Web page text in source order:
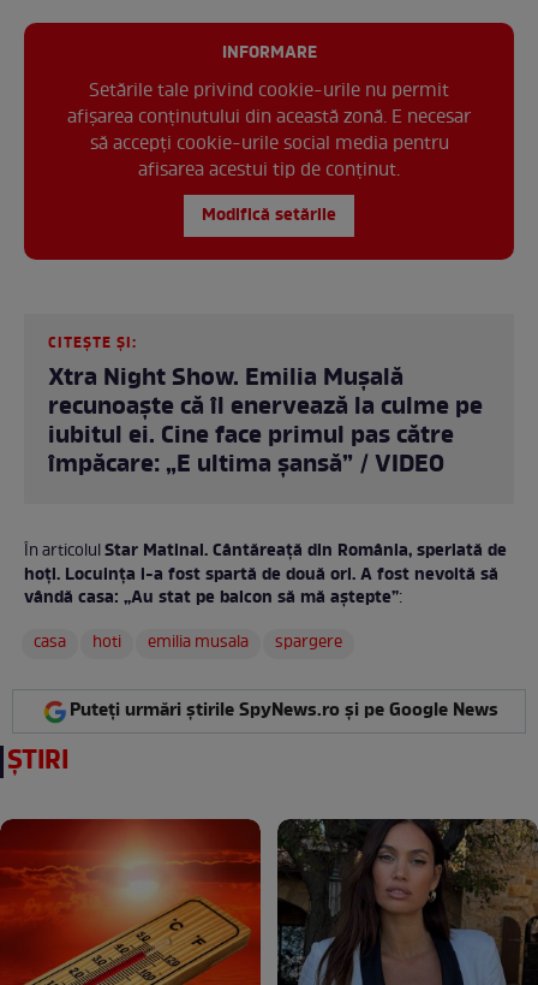
INFORMARE
Setările tale privind cookie-urile nu permit
afișarea conținutului din această zonă. E necesar
să accepți cookie-urile social media pentru
afisarea acestui tip de conținut.
Modifică setările
CITEȘTE ȘI:
Xtra Night Show. Emilia Mușală
recunoaște că îl enervează la culme pe
iubitul ei. Cine face primul pas către
împăcare: „E ultima șansă” / VIDEO
În articolulStar Matinal. Cântăreață din România, speriată de
hoți. Locuința i-a fost spartă de două ori. A fost nevoită să
vândă casa: „Au stat pe balcon să mă aștepte”:
casa
hoti emilia musala spargere
Puteți urmări știrile SpyNews.ro și pe Google News
ȘTIRI